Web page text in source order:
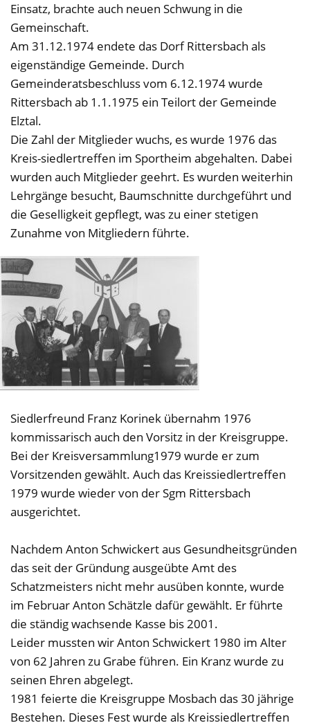
Einsatz, brachte auch neuen Schwung in die
Gemeinschaft.
Am 31.12.1974 endete das Dorf Rittersbach als
eigenständige Gemeinde. Durch
Gemeinderatsbeschluss vom 6.12.1974 wurde
Rittersbach ab 1.1.1975 ein Teilort der Gemeinde
Elztal.
Die Zahl der Mitglieder wuchs, es wurde 1976 das
Kreis-siedlertreffen im Sportheim abgehalten. Dabei
wurden auch Mitglieder geehrt. Es wurden weiterhin
Lehrgänge besucht, Baumschnitte durchgeführt und
die Geselligkeit gepflegt, was zu einer stetigen
Zunahme von Mitgliedern führte.
Siedlerfreund Franz Korinek übernahm 1976
kommissarisch auch den Vorsitz in der Kreisgruppe.
Bei der Kreisversammlung1979 wurde er zum
Vorsitzenden gewählt. Auch das Kreissiedlertreffen
1979 wurde wieder von der Sgm Rittersbach
ausgerichtet.
Nachdem Anton Schwickert aus Gesundheitsgründen
das seit der Gründung ausgeübte Amt des
Schatzmeisters nicht mehr ausüben konnte, wurde
im Februar Anton Schätzle dafür gewählt. Er führte
die ständig wachsende Kasse bis 2001.
Leider mussten wir Anton Schwickert 1980 im Alter
von 62 Jahren zu Grabe führen. Ein Kranz wurde zu
seinen Ehren abgelegt.
1981 feierte die Kreisgruppe Mosbach das 30 jährige
Bestehen. Dieses Fest wurde als Kreissiedlertreffen